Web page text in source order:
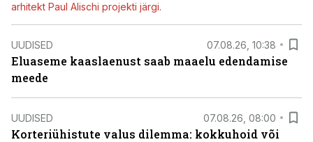
arhitekt Paul Alischi projekti järgi.
UUDISED 07.08.26, 10:38
Eluaseme kaaslaenust saab maaelu edendamise
meede
UUDISED 07.08.26, 08:00
Korteriühistute valus dilemma: kokkuhoid või